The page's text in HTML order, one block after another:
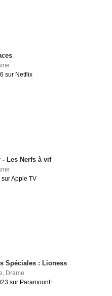
sur Netflix
- Les Nerfs à vif
Apple TV
Spéciales : Lioness
, Drame
sur Paramount+